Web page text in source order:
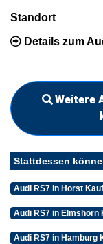
Standort
Details zum
Weitere
Stattdessen
Audi RS7 in Horst
Audi RS7 in Elmshorn
Audi RS7 in Hamburg